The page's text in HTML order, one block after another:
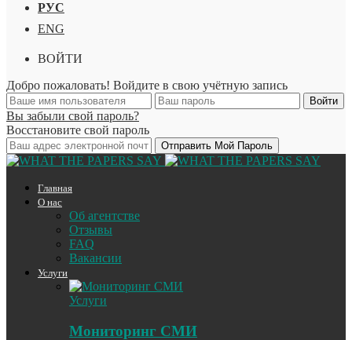
РУС
ENG
ВОЙТИ
Добро пожаловать! Войдите в свою учётную запись
Вы забыли свой пароль?
Восстановите свой пароль
Главная
О нас
Об агентстве
Отзывы
FAQ
Вакансии
Услуги
Услуги
Мониторинг СМИ